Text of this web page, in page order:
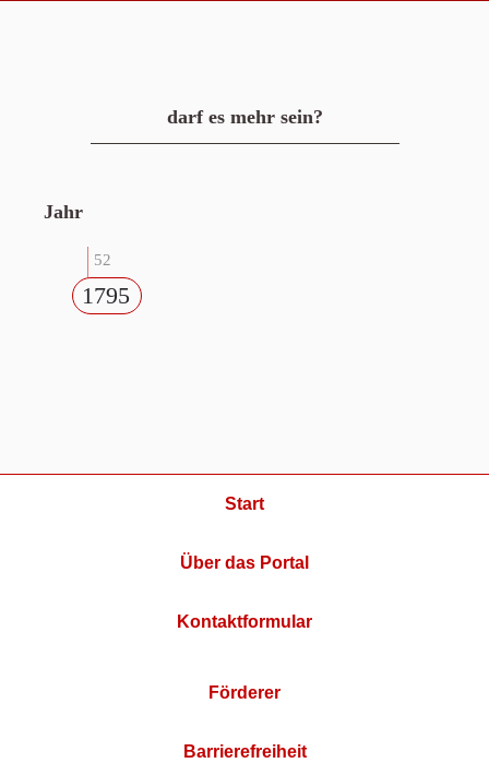
darf es mehr sein?
Jahr
52
1795
Start
Über das Portal
Kontaktformular
Förderer
Barrierefreiheit